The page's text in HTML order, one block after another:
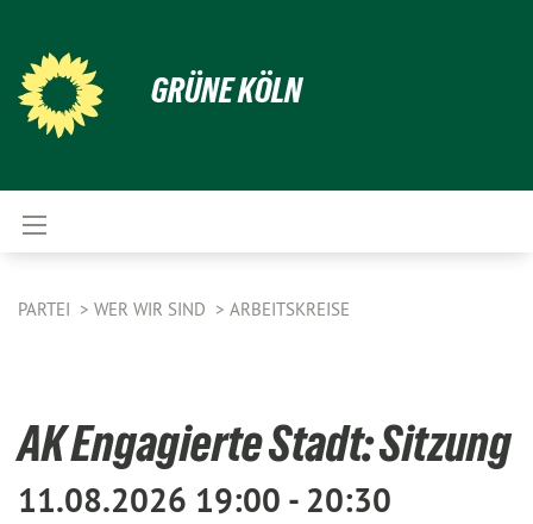
GRÜNE KÖLN
PARTEI WER WIR SIND ARBEITSKREISE
AK Engagierte Stadt: Sitzung
11.08.2026 19:00 - 20:30